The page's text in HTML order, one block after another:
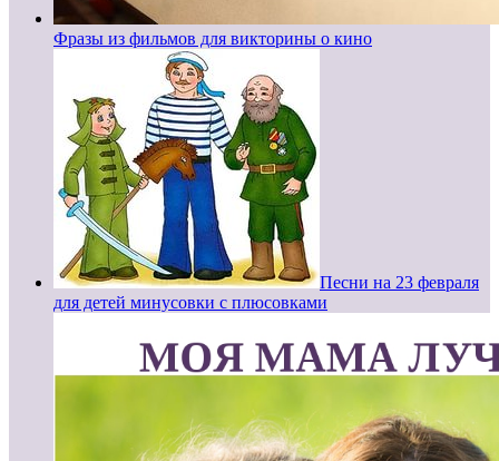
Фразы из фильмов для викторины о кино
Песни на 23 февраля
для детей минусовки с плюсовками